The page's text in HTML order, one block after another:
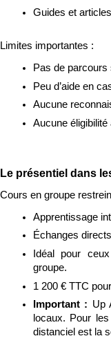
Guides et
Limites importantes :
Pas de parcours
Peu d’aide en
Aucune
Aucune éligibilité
Le présentiel dans
Cours en groupe
Apprentissage
Échanges
Idéal pour
groupe.
1 200 € TTC
Important : Up
locaux. Pour
distanciel est la